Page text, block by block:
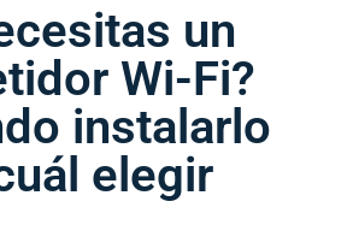
un
Wi-Fi?
instalarlo
elegir